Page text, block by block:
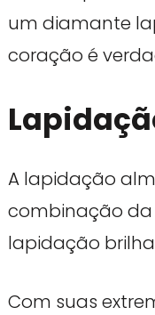
um diamante
coração é
A lapidação
combinação
lapidação
Com suas